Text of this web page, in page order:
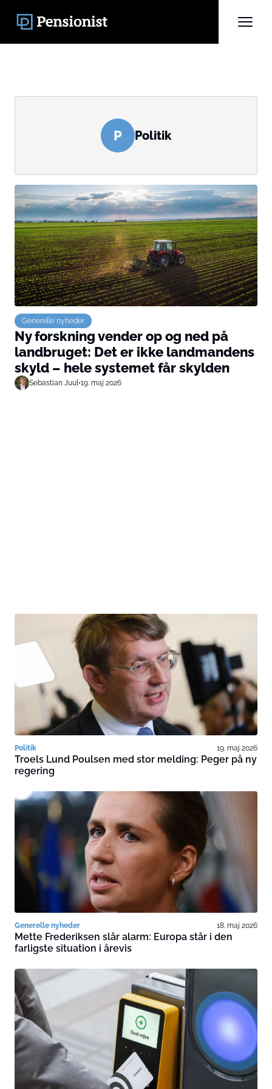
P Politik
Generelle nyheder
Ny forskning vender op og ned på
landbruget: Det er ikke landmandens
skyld – hele systemet får skylden
Sebastian Juul•19. maj 2026
Politik 19. maj 2026
Troels Lund Poulsen med stor melding: Peger på ny
regering
Generelle nyheder 18. maj 2026
Mette Frederiksen slår alarm: Europa står i den
farligste situation i årevis